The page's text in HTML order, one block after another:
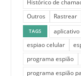
Histórico de
Outros
Rastrear
TAGS aplicativo
espiao celular
programa espião
programa espião